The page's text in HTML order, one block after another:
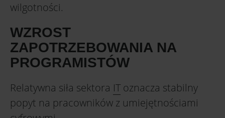
wilgotności.
WZROST
ZAPOTRZEBOWANIA NA
PROGRAMISTÓW
Relatywna siła sektora IT oznacza stabilny
popyt na pracowników z umiejętnościami